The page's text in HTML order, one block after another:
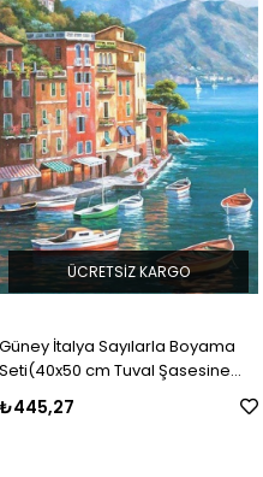
Güney İtalya Sayılarla Boyama
Seti(40x50 cm Tuval Şasesine
₺445,27
ÜCRETSIZ KARGO